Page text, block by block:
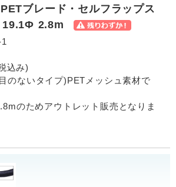
ブレード・セルフラップス
19.1Φ 2.8m
込み)
のないタイプ)PETメッシュ素材で
のためアウトレット販売となりま